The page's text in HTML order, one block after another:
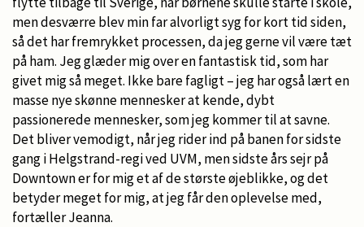
men desværre blev min far alvorligt syg for kort tid siden,
så det har fremrykket processen, da jeg gerne vil være tæt
på ham. Jeg glæder mig over en fantastisk tid, som har
givet mig så meget. Ikke bare fagligt – jeg har også lært en
masse nye skønne mennesker at kende, dybt
passionerede mennesker, som jeg kommer til at savne.
Det bliver vemodigt, når jeg rider ind på banen for sidste
gang i Helgstrand-regi ved UVM, men sidste års sejr på
Downtown er for mig et af de største øjeblikke, og det
betyder meget for mig, at jeg får den oplevelse med,
fortæller Jeanna.